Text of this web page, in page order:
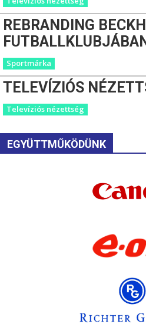
REBRANDING
FUTBALLKLUBJÁBAN
Sportmárka
TELEVÍZIÓS
Televíziós nézettség
EGYÜTTMŰKÖDÜNK